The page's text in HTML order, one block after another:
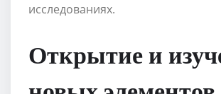
исследованиях.
Открытие и